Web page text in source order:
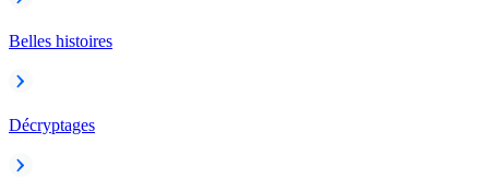
Belles histoires
Décryptages